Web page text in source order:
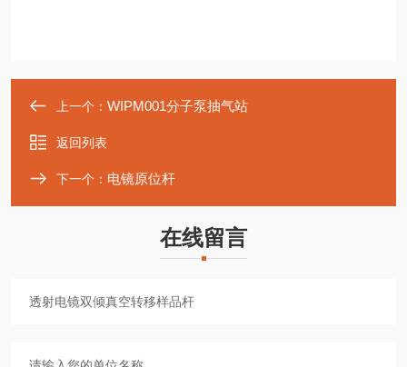
上一个： WIPM001分子泵抽气站
返回列表
下一个： 电镜原位杆
在线留言